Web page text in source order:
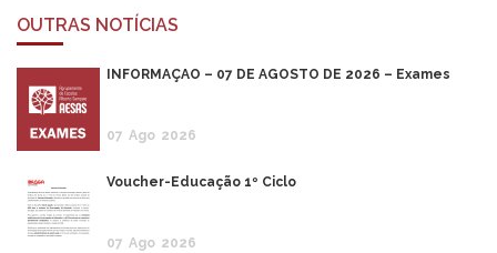
OUTRAS NOTÍCIAS
INFORMAÇÃO – 07 DE AGOSTO DE 2026 – Exames
07 Ago 2026
Voucher-Educação 1º Ciclo
07 Ago 2026